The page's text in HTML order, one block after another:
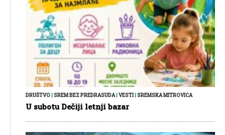
DRUŠTVO|SREM BEZ PREDRASUDA|VESTI|SREMSKA MITROVICA
U subotu Dečiji letnji bazar